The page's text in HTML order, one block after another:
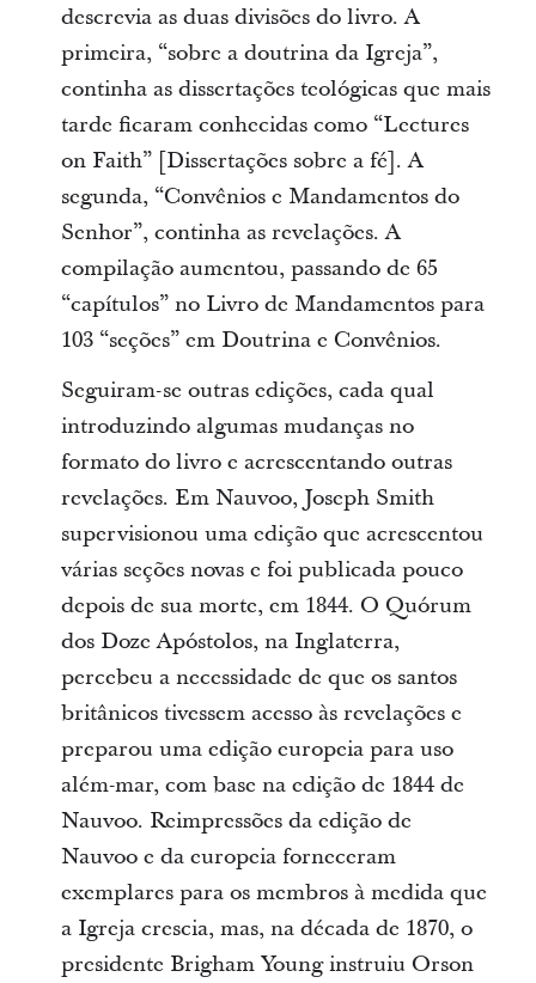
descrevia as duas divisões do livro. A
primeira, “sobre a doutrina da Igreja”,
continha as dissertações teológicas que mais
tarde ficaram conhecidas como “Lectures
on Faith” [Dissertações sobre a fé]. A
segunda, “Convênios e Mandamentos do
Senhor”, continha as revelações. A
compilação aumentou, passando de 65
“capítulos” no Livro de Mandamentos para
103 “seções” em Doutrina e Convênios.
Seguiram-se outras edições, cada qual
introduzindo algumas mudanças no
formato do livro e acrescentando outras
revelações. Em Nauvoo, Joseph Smith
supervisionou uma edição que acrescentou
várias seções novas e foi publicada pouco
depois de sua morte, em 1844. O Quórum
dos Doze Apóstolos, na Inglaterra,
percebeu a necessidade de que os santos
britânicos tivessem acesso às revelações e
preparou uma edição europeia para uso
além-mar, com base na edição de 1844 de
Nauvoo. Reimpressões da edição de
Nauvoo e da europeia forneceram
exemplares para os membros à medida que
a Igreja crescia, mas, na década de 1870, o
presidente Brigham Young instruiu Orson